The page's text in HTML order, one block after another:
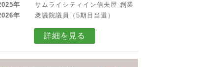
年
サムライシティイン信夫屋 創業
年
衆議院議員（5期目当選）
詳細を見る